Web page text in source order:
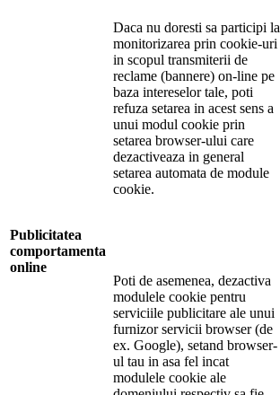
Publicitatea
comportamenta
online
Daca nu doresti sa participi la
monitorizarea prin cookie-uri
in scopul transmiterii de
reclame (bannere) on-line pe
baza intereselor tale, poti
refuza setarea in acest sens a
unui modul cookie prin
setarea browser-ului care
dezactiveaza in general
setarea automata de module
cookie.
Poti de asemenea, dezactiva
modulele cookie pentru
serviciile publicitare ale unui
furnizor servicii browser (de
ex. Google), setand browser-
ul tau in asa fel incat
modulele cookie ale